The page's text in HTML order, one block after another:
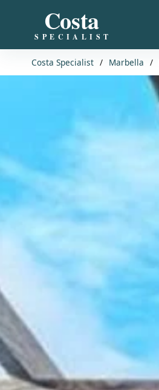
Costa
SPECIALIST
Costa Specialist / Marbella /